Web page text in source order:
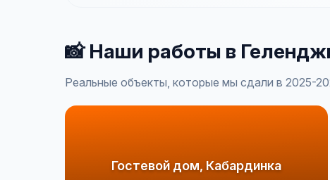
📸 Наши работы в
Реальные объекты, которые мы сдали в 2025-
Гостевой дом, Кабардинка